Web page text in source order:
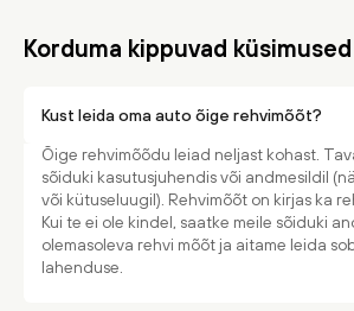
Korduma kippuvad küsimused
Kust leida oma auto õige rehvimõõt?
Õige rehvimõõdu leiad neljast kohast.
sõiduki kasutusjuhendis või andmesildil
või kütuseluugil). Rehvimõõt on kirjas ka
Kui te ei ole kindel, saatke meile sõiduki
olemasoleva rehvi mõõt ja aitame leida
lahenduse.